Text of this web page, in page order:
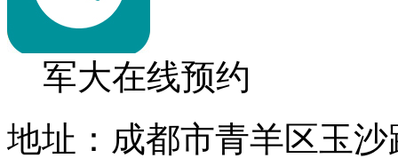
军大在线预约
地址：成都市青羊区玉